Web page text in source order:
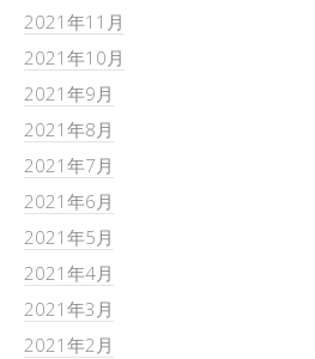
2021年11月
2021年10月
2021年9月
2021年8月
2021年7月
2021年6月
2021年5月
2021年4月
2021年3月
2021年2月